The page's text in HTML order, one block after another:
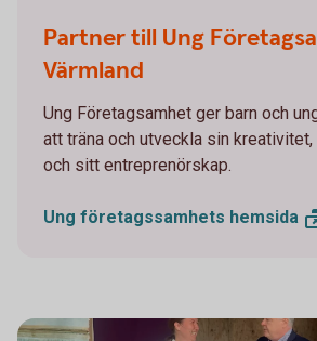
Partner till Ung
Värmland
Ung Företagsamhet ger barn och
att träna och utveckla sin
och sitt entreprenörskap.
Ung företagssamhets hemsida